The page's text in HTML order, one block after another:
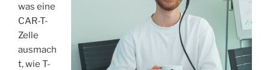
was eine
CAR-T-
Zelle
ausmach
t, wie T-